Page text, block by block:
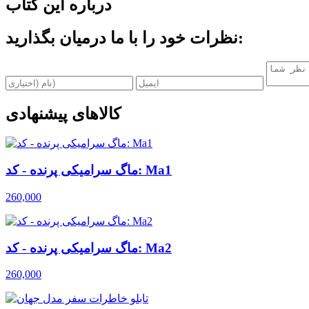
درباره این کتاب
نظرات خود را با ما درمیان بگذارید:
کالاهای پیشنهادی
ماگ سرامیکی پرنده - کد: Ma1
260,000
ماگ سرامیکی پرنده - کد: Ma2
260,000